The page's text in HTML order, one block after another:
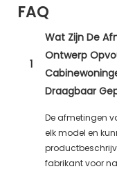
FAQ
1
Wat Zijn De
Ontwerp
Draagbaar
De afmetingen
elk model en
fabrikant voor